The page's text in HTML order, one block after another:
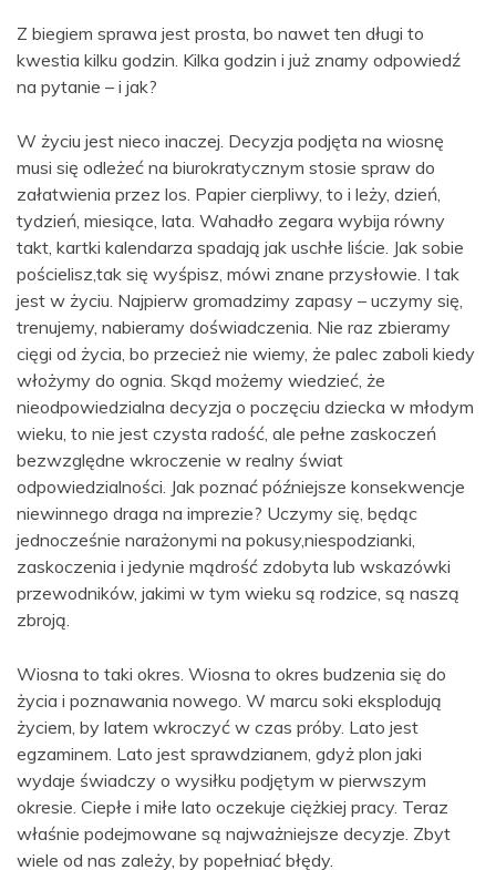
Z biegiem sprawa jest prosta, bo nawet ten długi to
kwestia kilku godzin. Kilka godzin i już znamy odpowiedź
na pytanie – i jak?
W życiu jest nieco inaczej. Decyzja podjęta na wiosnę
musi się odleżeć na biurokratycznym stosie spraw do
załatwienia przez los. Papier cierpliwy, to i leży, dzień,
tydzień, miesiące, lata. Wahadło zegara wybija równy
takt, kartki kalendarza spadają jak uschłe liście. Jak sobie
pościelisz,tak się wyśpisz, mówi znane przysłowie. I tak
jest w życiu. Najpierw gromadzimy zapasy – uczymy się,
trenujemy, nabieramy doświadczenia. Nie raz zbieramy
cięgi od życia, bo przecież nie wiemy, że palec zaboli kiedy
włożymy do ognia. Skąd możemy wiedzieć, że
nieodpowiedzialna decyzja o poczęciu dziecka w młodym
wieku, to nie jest czysta radość, ale pełne zaskoczeń
bezwzględne wkroczenie w realny świat
odpowiedzialności. Jak poznać późniejsze konsekwencje
niewinnego draga na imprezie? Uczymy się, będąc
jednocześnie narażonymi na pokusy,niespodzianki,
zaskoczenia i jedynie mądrość zdobyta lub wskazówki
przewodników, jakimi w tym wieku są rodzice, są naszą
zbroją.
Wiosna to taki okres. Wiosna to okres budzenia się do
życia i poznawania nowego. W marcu soki eksplodują
życiem, by latem wkroczyć w czas próby. Lato jest
egzaminem. Lato jest sprawdzianem, gdyż plon jaki
wydaje świadczy o wysiłku podjętym w pierwszym
okresie. Ciepłe i miłe lato oczekuje ciężkiej pracy. Teraz
właśnie podejmowane są najważniejsze decyzje. Zbyt
wiele od nas zależy, by popełniać błędy.